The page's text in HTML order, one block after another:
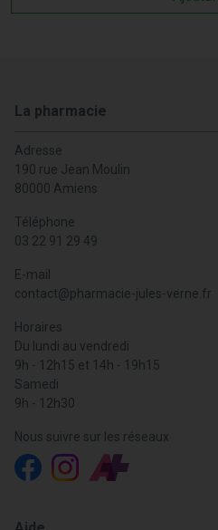
La pharmacie
Adresse
190 rue Jean Moulin
80000 Amiens
Téléphone
03 22 91 29 49
E-mail
contact@pharmacie-jules-verne.fr
Horaires
Du lundi au vendredi
9h - 12h15 et 14h - 19h15
Samedi
9h - 12h30
Nous suivre sur les réseaux